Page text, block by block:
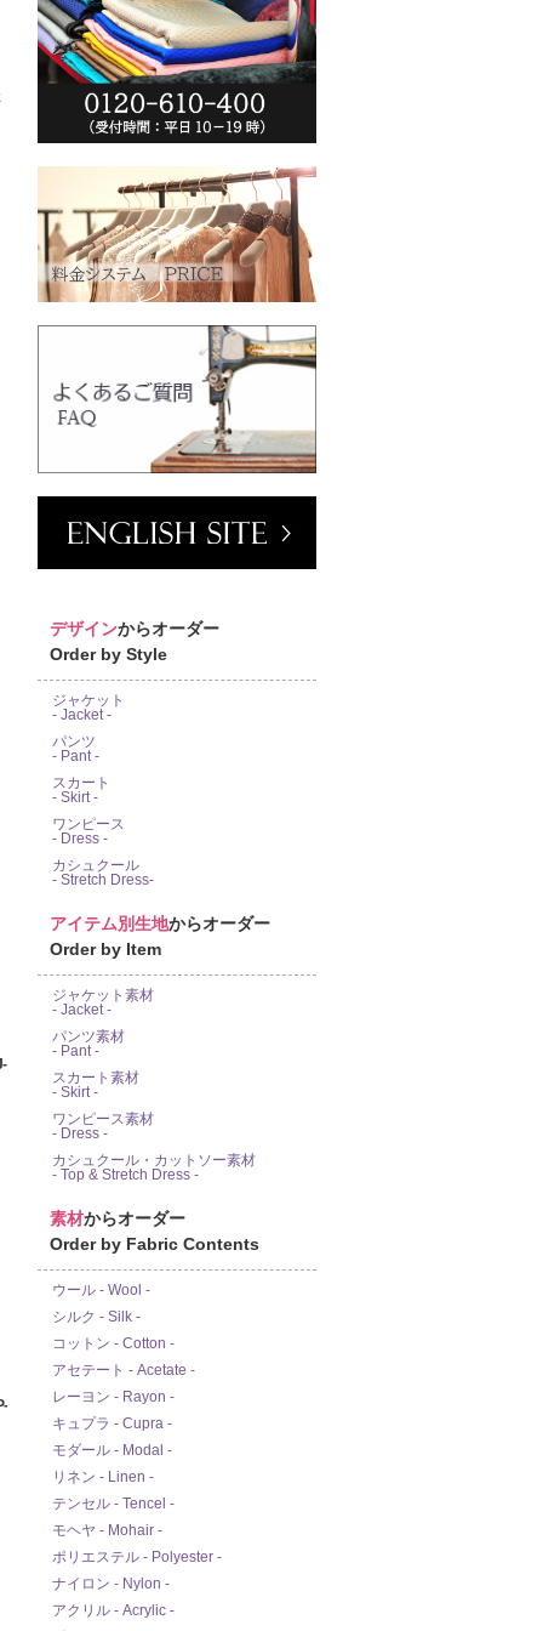
デザインからオーダー
Order by Style
ジャケット
- Jacket -
パンツ
- Pant -
スカート
- Skirt -
ワンピース
- Dress -
カシュクール
- Stretch Dress-
アイテム別生地からオーダー
Order by Item
ジャケット素材
- Jacket -
パンツ素材
- Pant -
スカート素材
- Skirt -
ワンピース素材
- Dress -
カシュクール・カットソー素材
- Top & Stretch Dress -
素材からオーダー
Order by Fabric Contents
ウール - Wool -
シルク - Silk -
コットン - Cotton -
アセテート - Acetate -
レーヨン - Rayon -
キュプラ - Cupra -
モダール - Modal -
リネン - Linen -
テンセル - Tencel -
モヘヤ - Mohair -
ポリエステル - Polyester -
ナイロン - Nylon -
アクリル - Acrylic -